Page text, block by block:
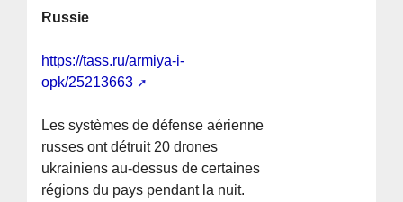
Russie
https://tass.ru/armiya-i-
opk/25213663
Les systèmes de défense aérienne
russes ont détruit 20 drones
ukrainiens au-dessus de certaines
régions du pays pendant la nuit.